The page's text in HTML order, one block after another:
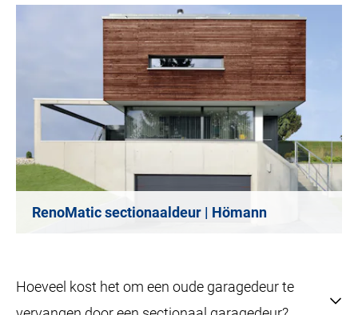
RenoMatic sectionaaldeur | Hömann
Hoeveel kost het om een oude garagedeur te